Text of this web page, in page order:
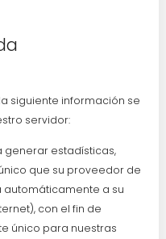
siguiente información se
servidor:
generar estadísticas,
que su proveedor de
automáticamente a su
con el fin de
único para nuestras